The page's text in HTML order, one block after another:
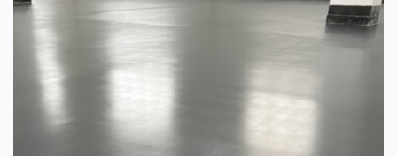
聚氨酯 6000㎡